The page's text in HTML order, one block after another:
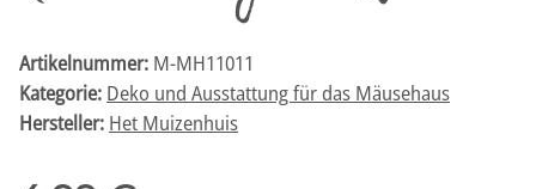
Artikelnummer: M-MH11011
Kategorie: Deko und Ausstattung für das Mäusehaus
Hersteller: Het Muizenhuis